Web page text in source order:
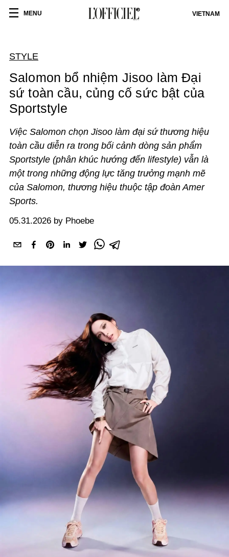
MENU VIETNAM
STYLE
Salomon bổ nhiệm Jisoo làm Đại
sứ toàn cầu, củng cố sức bật của
Sportstyle
Việc Salomon chọn Jisoo làm đại sứ thương hiệu
toàn cầu diễn ra trong bối cảnh dòng sản phẩm
Sportstyle (phân khúc hướng đến lifestyle) vẫn là
một trong những động lực tăng trưởng mạnh mẽ
của Salomon, thương hiệu thuộc tập đoàn Amer
Sports.
05.31.2026 by Phoebe